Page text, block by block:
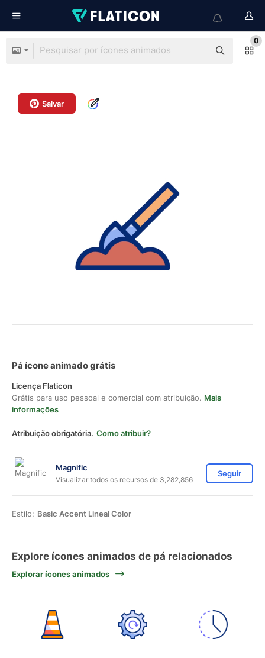
0
Salvar
Pá ícone animado grátis
Licença Flaticon
Grátis para uso pessoal e comercial com atribuição. Mais
informações
Atribuição obrigatória. Como atribuir?
Magnific
Visualizar todos os recursos de 3,282,856
Seguir
Estilo: Basic Accent Lineal Color
Explore ícones animados de pá relacionados
Explorar ícones animados